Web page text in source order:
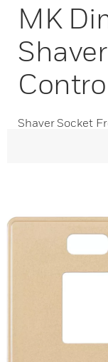
MK
Shaver Socket